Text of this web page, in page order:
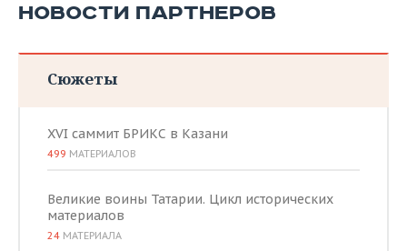
НОВОСТИ ПАРТНЕРОВ
Сюжеты
XVI саммит БРИКС в Казани
499 МАТЕРИАЛОВ
Великие воины Татарии. Цикл исторических
материалов
24 МАТЕРИАЛА